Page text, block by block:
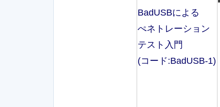
BadUSBによる
ぺネトレーション
テスト入門
(コード:BadUSB-1)